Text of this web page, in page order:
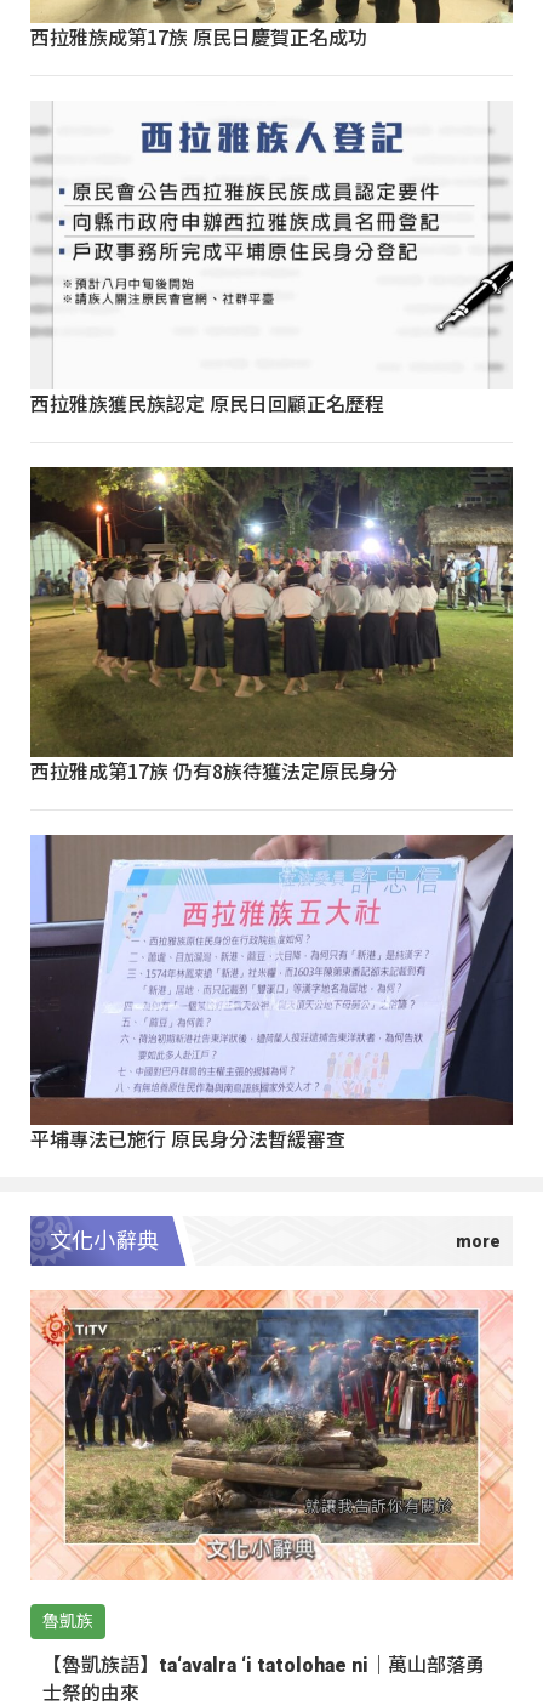
西拉雅族成第17族 原民日慶賀正名成功
西拉雅族獲民族認定 原民日回顧正名歷程
西拉雅成第17族 仍有8族待獲法定原民身分
平埔專法已施行 原民身分法暫緩審查
文化小辭典
魯凱族
【魯凱族語】ta‘avalra ‘i tatolohae ni｜萬山部落勇
士祭的由來